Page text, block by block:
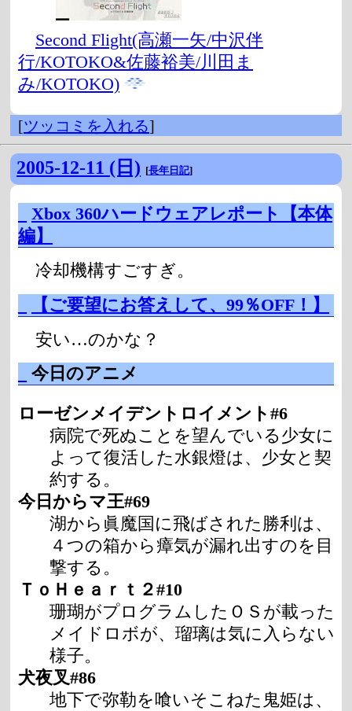
Second Flight(高瀬一矢/中沢伴
行/KOTOKO&佐藤裕美/川田ま
み/KOTOKO)
[ツッコミを入れる]
2005-12-11 (日) [長年日記]
Xbox 360ハードウェアレポート【本体
編】
冷却機構すごすぎ。
【ご要望にお答えして、99％OFF！】
安い…のかな？
今日のアニメ
ローゼンメイデントロイメント#6
病院で死ぬことを望んでいる少女に
よって復活した水銀燈は、少女と契
約する。
今日からマ王#69
湖から眞魔国に飛ばされた勝利は、
４つの箱から瘴気が漏れ出すのを目
撃する。
ＴｏＨｅａｒｔ２#10
珊瑚がプログラムしたＯＳが載った
メイドロボが、瑠璃は気に入らない
様子。
犬夜叉#86
地下で弥勒を喰いそこねた鬼姫は、